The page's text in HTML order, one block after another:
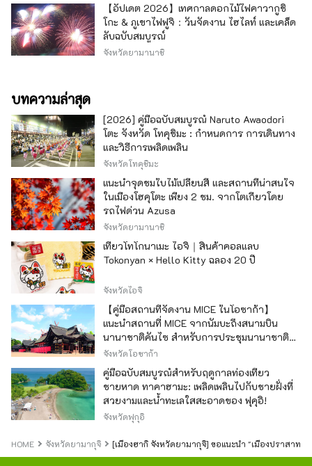
【อัปเดต 2026】เทศกาลดอกไม้ไฟคาวากูชิ
โกะ & ภูเขาไฟฟูจิ：วันจัดงาน ไฮไลท์ และเคล็ด
ลับฉบับสมบูรณ์
จังหวัดยามานาชิ
บทความล่าสุด
[2026] คู่มือฉบับสมบูรณ์ Naruto Awaodori
โตะ จังหวัด โทคุชิมะ : กำหนดการ การเดินทาง
และวิธีการเพลิดเพลิน
จังหวัดโทคุชิมะ
แนะนำจุดชมใบไม้เปลี่ยนสี และสถานที่น่าสนใจ
ในเมืองโฮคุโตะ เพียง 2 ชม. จากโตเกียวโดย
รถไฟด่วน Azusa
จังหวัดยามานาชิ
เที่ยวโทโกนาเมะ ไอจิ｜สินค้าคอลแลบ
Tokonyan × Hello Kitty ฉลอง 20 ปี
จังหวัดไอจิ
【คู่มือสถานที่จัดงาน MICE ในโอซาก้า】
แนะนำสถานที่ MICE จากนัมบะถึงสนามบิน
นานาชาติคันไซ สำหรับการประชุมนานาชาติ
และกิจกรรมองค์กร
จังหวัดโอซาก้า
คู่มือฉบับสมบูรณ์สำหรับฤดูกาลท่องเที่ยว
ชายหาด ทาคาฮามะ: เพลิดเพลินไปกับชายฝั่งที่
สวยงามและน้ำทะเลใสสะอาดของ ฟุคุอิ!
จังหวัดฟุกุอิ
HOME จังหวัดยามากุจิ [เมืองฮากิ จังหวัดยามากุจิ] ขอแนะนำ "เมืองปราสาท